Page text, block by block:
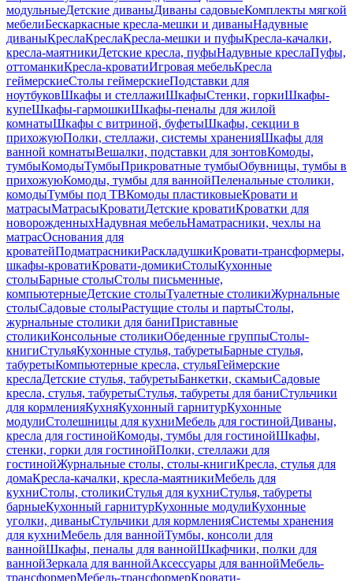
модульныеДетские диваныДиваны садовыеКомплекты мягкой
мебелиБескаркасные кресла-мешки и диваныНадувные
диваныКреслаКреслаКресла-мешки и пуфыКресла-качалки,
кресла-маятникиДетские кресла, пуфыНадувные креслаПуфы,
оттоманкиКресла-кроватиИгровая мебельКресла
геймерскиеСтолы геймерскиеПодставки для
ноутбуковШкафы и стеллажиШкафыСтенки, горкиШкафы-
купеШкафы-гармошкиШкафы-пеналы для жилой
комнатыШкафы с витриной, буфетыШкафы, секции в
прихожуюПолки, стеллажи, системы храненияШкафы для
ванной комнатыВешалки, подставки для зонтовКомоды,
тумбыКомодыТумбыПрикроватные тумбыОбувницы, тумбы в
прихожуюКомоды, тумбы для ваннойПеленальные столики,
комодыТумбы под ТВКомоды пластиковыеКровати и
матрасыМатрасыКроватиДетские кроватиКроватки для
новорожденныхНадувная мебельНаматрасники, чехлы на
матрасОснования для
кроватейПодматрасникиРаскладушкиКровати-трансформеры,
шкафы-кроватиКровати-домикиСтолыКухонные
столыБарные столыСтолы письменные,
компьютерныеДетские столыТуалетные столикиЖурнальные
столыСадовые столыРастущие столы и партыСтолы,
журнальные столики для баниПриставные
столикиКонсольные столикиОбеденные группыСтолы-
книгиСтульяКухонные стулья, табуретыБарные стулья,
табуретыКомпьютерные кресла, стульяГеймерские
креслаДетские стулья, табуретыБанкетки, скамьиСадовые
кресла, стулья, табуретыСтулья, табуреты для баниСтульчики
для кормленияКухняКухонный гарнитурКухонные
модулиСтолешницы для кухниМебель для гостинойДиваны,
кресла для гостинойКомоды, тумбы для гостинойШкафы,
стенки, горки для гостинойПолки, стеллажи для
гостинойЖурнальные столы, столы-книгиКресла, стулья для
домаКресла-качалки, кресла-маятникиМебель для
кухниСтолы, столикиСтулья для кухниСтулья, табуреты
барныеКухонный гарнитурКухонные модулиКухонные
уголки, диваныСтульчики для кормленияСистемы хранения
для кухниМебель для ваннойТумбы, консоли для
ваннойШкафы, пеналы для ваннойШкафчики, полки для
ваннойЗеркала для ваннойАксессуары для ваннойМебель-
трансформерМебель-трансформерКровати-